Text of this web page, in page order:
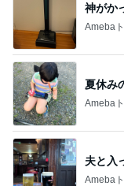
神がか
Ameba
夏休み
Ameba
夫と入
Ameba